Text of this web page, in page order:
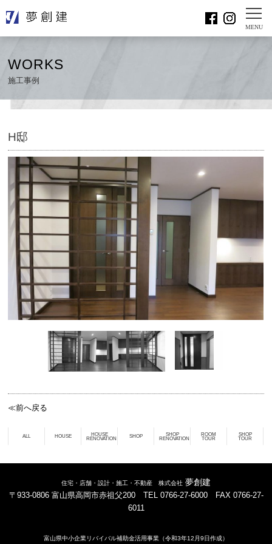
WORKS
施工事例
H邸
≪前へ戻る
ALL HOUSE HOUSE
RENOVATION SHOP SHOP
RENOVATION
ROOM
TOUR
SHOP
TOUR
住宅・店舗・設計・施工・不動産 株式会社 夢創建
〒933-0806 富山県高岡市赤祖父200 TEL 0766-27-6000 FAX 0766-27-
6011
富山県中小企業リバイバル補助金活用事業（令和3年12月9日作成）